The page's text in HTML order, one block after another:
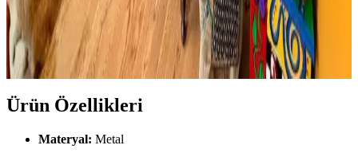
Boho maksimalist oturma odasında turuncu duvarlar, kültürel
maskeler, canlı bitkiler ve doğru halı seçimiyle sıcak, dengeli ve
estetik bir yaşam alanı oluşturuluyor.
Ürün Özellikleri
Materyal: Metal